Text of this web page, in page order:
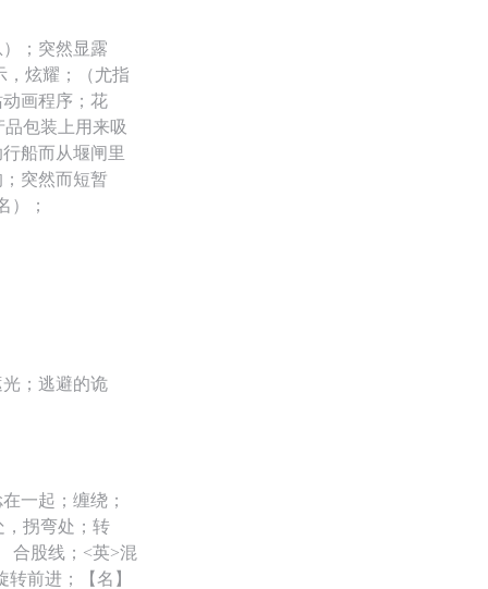
；突然显露
，炫耀；（尤指
画程序；花
包装上用来吸
船而从堰闸里
突然而短暂
）；
；逃避的诡
一起；缠绕；
，拐弯处；转
合股线；<英>混
前进；【名】